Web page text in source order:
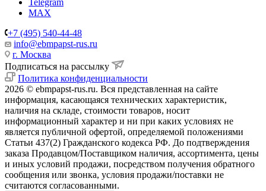
MAX
+7 (495) 540-44-48
info@ebmpapst-rus.ru
г. Москва
Подписаться на рассылку
Политика конфиденциальности
2026 © ebmpapst-rus.ru. Вся представленная на сайте
информация, касающаяся технических характеристик,
наличия на складе, стоимости товаров, носит
информационный характер и ни при каких условиях не
является публичной офертой, определяемой положениями
Статьи 437(2) Гражданского кодекса РФ. До подтверждения
заказа Продавцом/Поставщиком наличия, ассортимента, цены
и иных условий продажи, посредством получения обратного
сообщения или звонка, условия продажи/поставки не
считаются согласованными.